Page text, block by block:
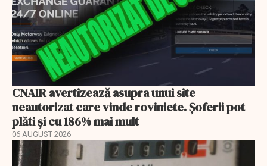
CNAIR avertizează asupra unui site
neautorizat care vinde roviniete. Șoferii pot
plăti și cu 186% mai mult
06 AUGUST 2026